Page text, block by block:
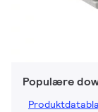
Populære